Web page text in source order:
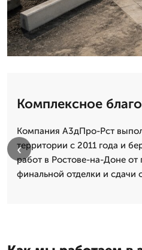
Комплексное
Компания А3дПро-Рст
территории с 2011 года и
работ в Ростове-на-Доне от
финальной отделки и сдачи
‹